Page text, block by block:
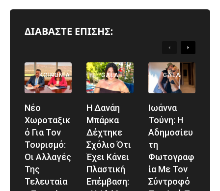
ΔΙΑΒΑΣΤΕ ΕΠΙΣΗΣ:
PreviousNext
ΚΟΙΝΩΝΊΑ
Νέο
Χωροταξικ
Ό Για Τον
Τουρισμό:
Οι Αλλαγές
Της
Τελευταία
GALA
Η Δανάη
Μπάρκα
Δέχτηκε
Σχόλιο Ότι
Έχει Κάνει
Πλαστική
Επέμβαση:
GALA
Ιωάννα
Τούνη: Η
Αδημοσίευ
Τη
Φωτογραφ
Ία Με Τον
Σύντροφό